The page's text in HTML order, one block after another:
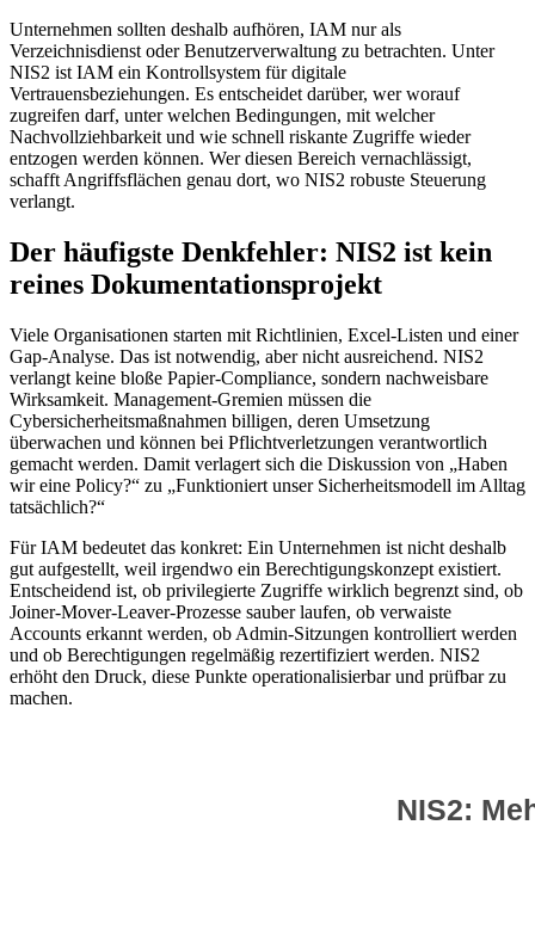
Unternehmen sollten deshalb aufhören, IAM nur als
Verzeichnisdienst oder Benutzerverwaltung zu betrachten. Unter
NIS2 ist IAM ein Kontrollsystem für digitale
Vertrauensbeziehungen. Es entscheidet darüber, wer worauf
zugreifen darf, unter welchen Bedingungen, mit welcher
Nachvollziehbarkeit und wie schnell riskante Zugriffe wieder
entzogen werden können. Wer diesen Bereich vernachlässigt,
schafft Angriffsflächen genau dort, wo NIS2 robuste Steuerung
verlangt.
Der häufigste Denkfehler: NIS2 ist kein
reines Dokumentationsprojekt
Viele Organisationen starten mit Richtlinien, Excel-Listen und einer
Gap-Analyse. Das ist notwendig, aber nicht ausreichend. NIS2
verlangt keine bloße Papier-Compliance, sondern nachweisbare
Wirksamkeit. Management-Gremien müssen die
Cybersicherheitsmaßnahmen billigen, deren Umsetzung
überwachen und können bei Pflichtverletzungen verantwortlich
gemacht werden. Damit verlagert sich die Diskussion von „Haben
wir eine Policy?“ zu „Funktioniert unser Sicherheitsmodell im Alltag
tatsächlich?“
Für IAM bedeutet das konkret: Ein Unternehmen ist nicht deshalb
gut aufgestellt, weil irgendwo ein Berechtigungskonzept existiert.
Entscheidend ist, ob privilegierte Zugriffe wirklich begrenzt sind, ob
Joiner-Mover-Leaver-Prozesse sauber laufen, ob verwaiste
Accounts erkannt werden, ob Admin-Sitzungen kontrolliert werden
und ob Berechtigungen regelmäßig rezertifiziert werden. NIS2
erhöht den Druck, diese Punkte operationalisierbar und prüfbar zu
machen.